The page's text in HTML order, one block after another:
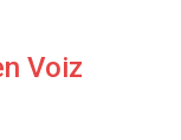
Voiz